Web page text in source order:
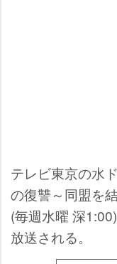
テレビ東京の水
の復讐～同盟を
(毎週水曜 深
放送される。